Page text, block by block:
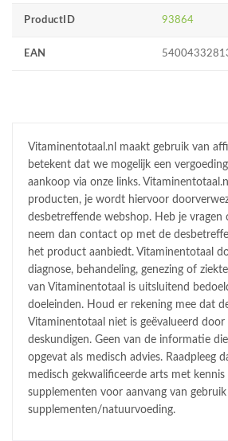
ProductID 93864
EAN
Vitaminentotaal.nl maakt gebruik van
betekent dat we mogelijk een
aankoop via onze links.
producten, je wordt hiervoor
desbetreffende webshop. Heb je vragen
neem dan contact op met de
het product aanbiedt. Vitaminentotaal
diagnose, behandeling, genezing of
van Vitaminentotaal is uitsluitend
doeleinden. Houd er rekening mee dat
Vitaminentotaal niet is geëvalueerd door
deskundigen. Geen van de informatie
opgevat als medisch advies. Raadpleeg
medisch gekwalificeerde arts met
supplementen voor aanvang van gebruik
supplementen/natuurvoeding.